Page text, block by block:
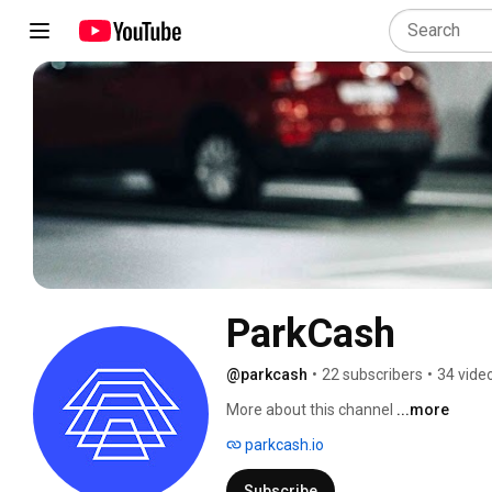
ParkCash
@parkcash • 22 subscribers • 34
More about this channel ...more
parkcash.io